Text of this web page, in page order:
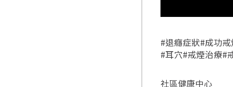
#退癮症狀#成功
#耳穴#戒煙治療#
社區健康中心